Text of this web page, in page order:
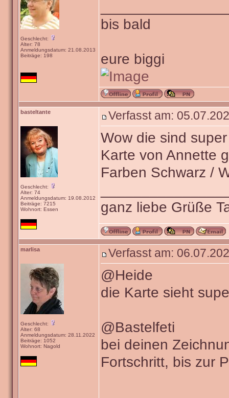
Geschlecht:
Alter: 78
Anmeldungsdatum: 21.08.2013
Beiträge: 198
bis bald
eure biggi
basteltante
Geschlecht:
Alter: 74
Anmeldungsdatum: 19.08.2012
Beiträge: 7215
Wohnort: Essen
Verfasst am:
Wow die sind
Karte von Annette
Farben Schwarz /
ganz liebe Grüße
marlisa
Geschlecht:
Alter: 68
Anmeldungsdatum: 28.11.2022
Beiträge: 1052
Wohnort: Nagold
Verfasst am:
@Heide
die Karte sieht
@Bastelfeti
bei deinen
Fortschritt, bis zur